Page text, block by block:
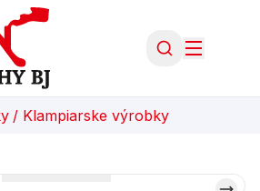
/ Klampiarske výrobky